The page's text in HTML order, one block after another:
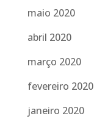
maio 2020
abril 2020
março 2020
fevereiro 2020
janeiro 2020